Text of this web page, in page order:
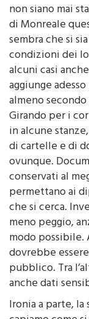
Che i locali e
non siano mai
di Monreale
sembra che si
condizioni dei
alcuni casi
aggiunge
almeno
Girando per i
in alcune
di cartelle e di
ovunque.
conservati al
permettano ai
che si cerca.
meno peggio,
modo possibile.
dovrebbe
pubblico. Tra
anche dati